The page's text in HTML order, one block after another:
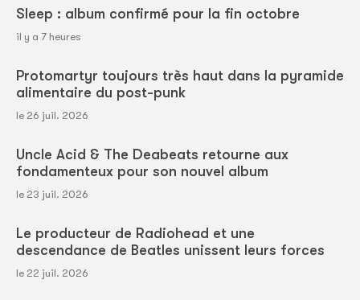
Sleep : album confirmé pour la fin octobre
il y a 7 heures
Protomartyr toujours très haut dans la pyramide
alimentaire du post-punk
le 26 juil. 2026
Uncle Acid & The Deabeats retourne aux
fondamenteux pour son nouvel album
le 23 juil. 2026
Le producteur de Radiohead et une
descendance de Beatles unissent leurs forces
le 22 juil. 2026